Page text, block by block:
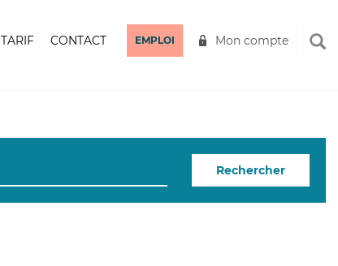
TARIF CONTACT EMPLOI Mon compte
Rechercher